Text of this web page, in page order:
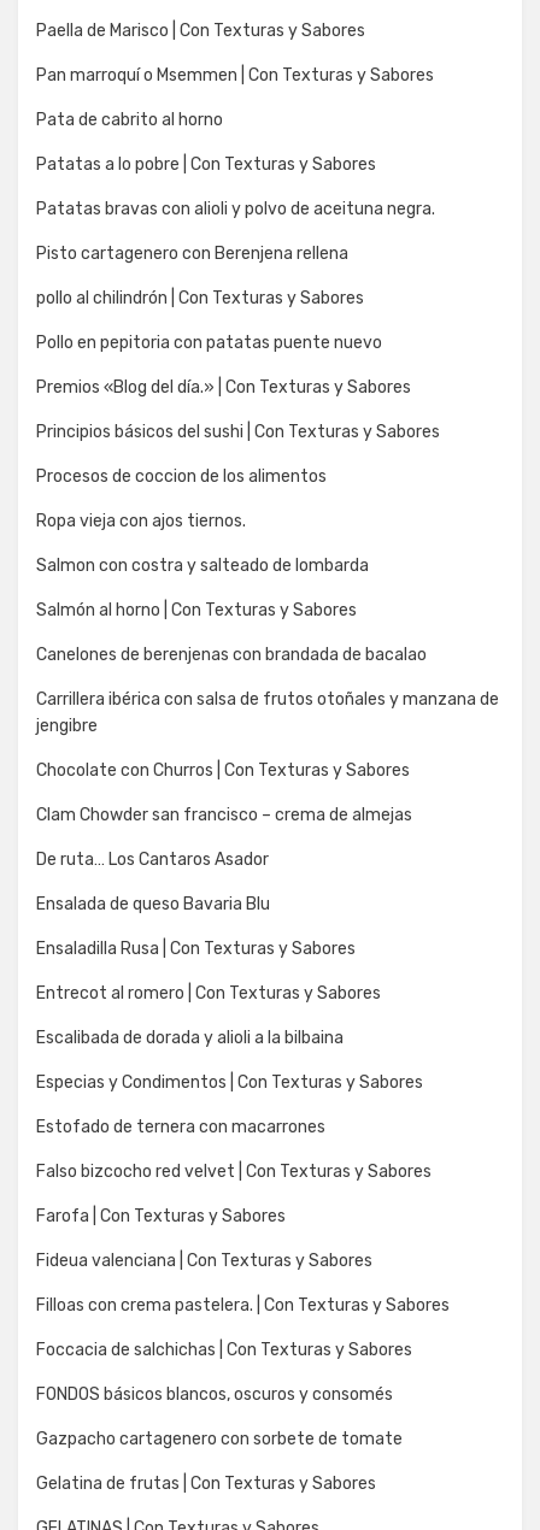
Paella de Marisco | Con Texturas y Sabores
Pan marroquí o Msemmen | Con Texturas y Sabores
Pata de cabrito al horno
Patatas a lo pobre | Con Texturas y Sabores
Patatas bravas con alioli y polvo de aceituna negra.
Pisto cartagenero con Berenjena rellena
pollo al chilindrón | Con Texturas y Sabores
Pollo en pepitoria con patatas puente nuevo
Premios «Blog del día.» | Con Texturas y Sabores
Principios básicos del sushi | Con Texturas y Sabores
Procesos de coccion de los alimentos
Ropa vieja con ajos tiernos.
Salmon con costra y salteado de lombarda
Salmón al horno | Con Texturas y Sabores
Canelones de berenjenas con brandada de bacalao
Carrillera ibérica con salsa de frutos otoñales y manzana de
jengibre
Chocolate con Churros | Con Texturas y Sabores
Clam Chowder san francisco – crema de almejas
De ruta… Los Cantaros Asador
Ensalada de queso Bavaria Blu
Ensaladilla Rusa | Con Texturas y Sabores
Entrecot al romero | Con Texturas y Sabores
Escalibada de dorada y alioli a la bilbaina
Especias y Condimentos | Con Texturas y Sabores
Estofado de ternera con macarrones
Falso bizcocho red velvet | Con Texturas y Sabores
Farofa | Con Texturas y Sabores
Fideua valenciana | Con Texturas y Sabores
Filloas con crema pastelera. | Con Texturas y Sabores
Foccacia de salchichas | Con Texturas y Sabores
FONDOS básicos blancos, oscuros y consomés
Gazpacho cartagenero con sorbete de tomate
Gelatina de frutas | Con Texturas y Sabores